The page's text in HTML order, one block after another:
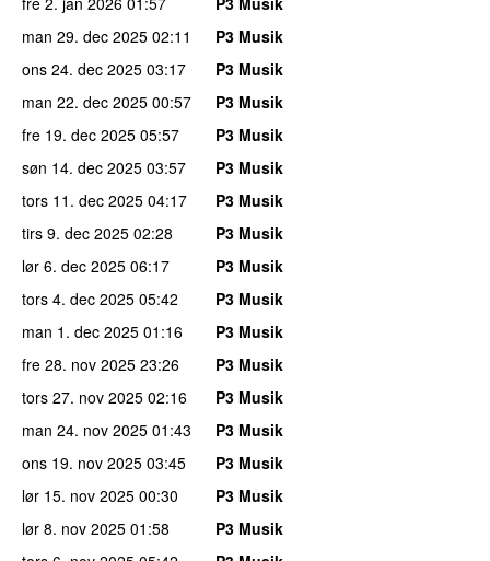
man 29. dec 2025 02:11
P3 Musik
ons 24. dec 2025 03:17
P3 Musik
man 22. dec 2025 00:57
P3 Musik
fre 19. dec 2025 05:57
P3 Musik
søn 14. dec 2025 03:57
P3 Musik
tors 11. dec 2025 04:17
P3 Musik
tirs 9. dec 2025 02:28
P3 Musik
lør 6. dec 2025 06:17
P3 Musik
tors 4. dec 2025 05:42
P3 Musik
man 1. dec 2025 01:16
P3 Musik
fre 28. nov 2025 23:26
P3 Musik
tors 27. nov 2025 02:16
P3 Musik
man 24. nov 2025 01:43
P3 Musik
ons 19. nov 2025 03:45
P3 Musik
lør 15. nov 2025 00:30
P3 Musik
lør 8. nov 2025 01:58
P3 Musik